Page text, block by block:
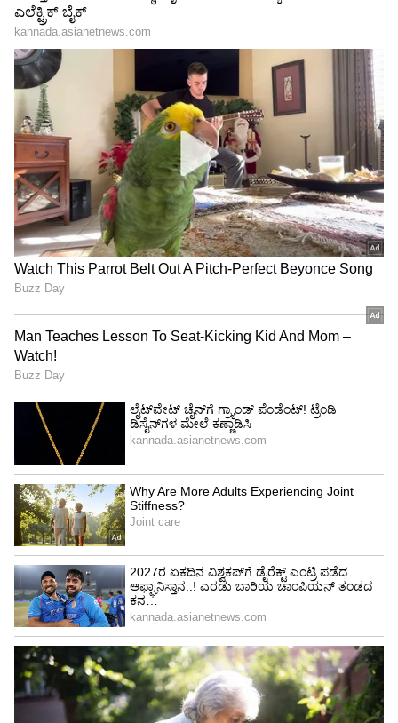
ಹಳದಿ ಚೆಂಡು ಹೂವುಗಳಿಂದ ಮಾಡಲ್ಪಟ್ಟಿದೆ. ದುಪಟ್ಟಾ
ಮಾತ್ರವಲ್ಲದೇ, ಆಭರಣಗಳೂ ಸಹ ಹೂವಿನಿಂದಲೇ
ಮಾಡಲ್ಪಟ್ಟಿವೆ. ಕೆಂಪು ಬಿಂದಿ ಮತ್ತು ಲಿಪ್​ಸ್ಟಿಕ್​​ ವಧುವಿನ ಕಳೆ
ಹೆಚ್ಚಿಸಿದೆ ಎಂದು ವಿನ್ಯಾಸಕಿ ಇದರ ವರ್ಣನೆ ಮಾಡಿದ್ದಾರೆ.
ಅಂದಹಾಗೆ, ಮುಂಬೈ-ಬಾಂದ್ರಾದ ಕುರ್ಲಾ ಕಾಂಪ್ಲೆಕ್ಸ್‌ನಲ್ಲಿರುವ
ಜಿಯೋ ವರ್ಲ್ಡ್ ಕನ್ವೆನ್ಷನ್ ಸೆಂಟರ್‌ನಲ್ಲಿ ಜುಲೈ 12ರಂದು
ರಾಧಿಕಾ ಮತ್ತು ಅನಂತ್ ಅಂಬಾನಿ ಸಪ್ತಪದಿ ತುಳಿಯಲಿದ್ದಾರೆ.
ಜೂನ್ 29ರಂದು ಅಂಬಾನಿಯ ಐಷಾರಾಮಿ ಆಂಟಿಲಿಯಾ
ನಿವಾಸದಲ್ಲಿ ಪೂಜಾ ಸಮಾರಂಭದೊಂದಿಗೆ ವಿವಾಹಪೂರ್ವ
ಉತ್ಸವಗಳು ಪ್ರಾರಂಭವಾದವು. ನಂತರ, ಜುಲೈ 3ರಂದು
'ಮಾಮೆರು' ಸಮಾರಂಭ ನಡೆಯಿತು. ಜುಲೈ 5ರಂದು ಅದ್ಧೂರಿ
ಸಂಗೀತ ಸಮಾರಂಭ ಜರುಗಿದ್ದು, ಬಹುತೇಕ ಬಾಲಿವುಡ್​
ಪರಿಸರ ಪ್ರೇಮ ಬಿತ್ತುವ ರಥದಲ್ಲಿ ಪ್ಲಾಸ್ಟಿಕ್​ ಗಿಡ-
ಮರಗಳಾ? ಅಂಬಾನಿ ಪುತ್ರನ ಮದ್ವೆಯಲ್ಲಿ ಇದೆಂಥ
ಅಪಸ್ವರ?
View post on Instagram
ಕನಕೋತ್ಸವದಲ್ಲಿ ರಿಷಬ್ ಶೆಟ್ಟಿ | Rishab
ಶೇ.50 ರಿಂದ ಶೇ.18 ಕ್ಕೆ TAX ಇಳಿಕೆ: ಮೋದಿ-
ಟ್ರಂಪ್ ಐತಿಹಾಸಿಕ ಒಪ್ಪಂದ | India US
Trade Deal | Party Rounds